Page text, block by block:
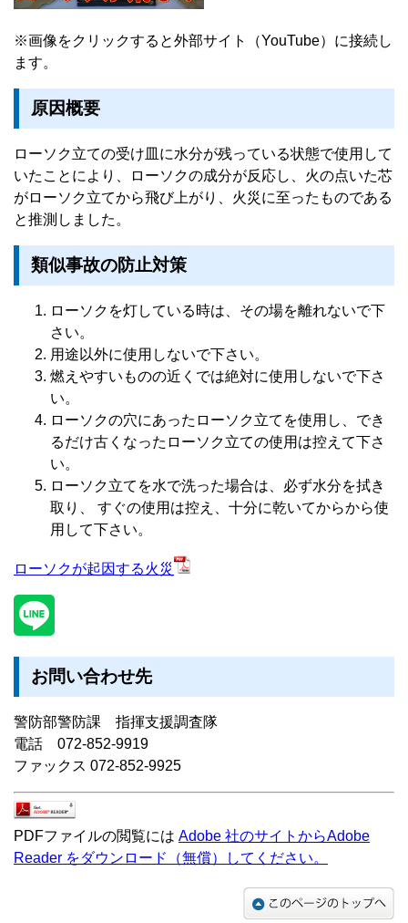
※画像をクリックすると外部サイト（YouTube）に接続し
ます。
原因概要
ローソク立ての受け皿に水分が残っている状態で使用して
いたことにより、ローソクの成分が反応し、火の点いた芯
がローソク立てから飛び上がり、火災に至ったものである
と推測しました。
類似事故の防止対策
ローソクを灯している時は、その場を離れないで下
さい。
用途以外に使用しないで下さい。
燃えやすいものの近くでは絶対に使用しないで下さ
い。
ローソクの穴にあったローソク立てを使用し、でき
るだけ古くなったローソク立ての使用は控えて下さ
い。
ローソク立てを水で洗った場合は、必ず水分を拭き
取り、 すぐの使用は控え、十分に乾いてからから使
用して下さい。
ローソクが起因する火災
お問い合わせ先
警防部警防課 指揮支援調査隊
電話 072-852-9919
ファックス 072-852-9925
PDFファイルの閲覧には Adobe 社のサイトからAdobe
Reader をダウンロード（無償）してください。